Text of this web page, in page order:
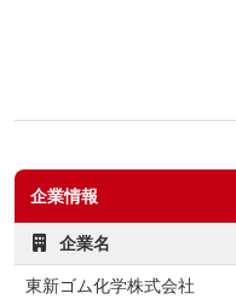
企業情報
企業名
東新ゴム化学株式会社